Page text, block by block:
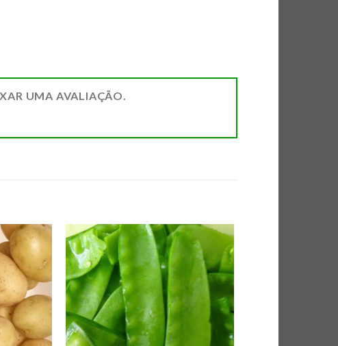
UMA AVALIAÇÃO.
LISTA DE
ADICIONAR
A LISTA DE
COMPRAS